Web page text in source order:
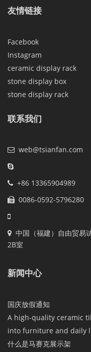
友情链接
Facebook
Instagram
ceramic display rack
stone display box
stone display rack
联系我们
web@tsianfan.com
+86 13365904989
0086-0592-5796280
中国（福建）自由贸易
2B室
新闻中心
国庆放假通知
A high-quality ceramic
into furniture and daily
什么是马赛克展示架